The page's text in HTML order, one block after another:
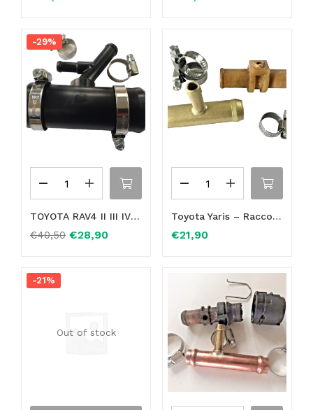
-29%
TOYOTA RAV4 II III IV TUBO MANICOTTO RADIATORE RISCALDAMENTO 1657726020 16577-26020
€40,50 €28,90
Toyota Yaris – Raccordo 3 vie in OTTONE più fascette in acciaio diametro 17x8x17
€21,90
Out of stock
-21%